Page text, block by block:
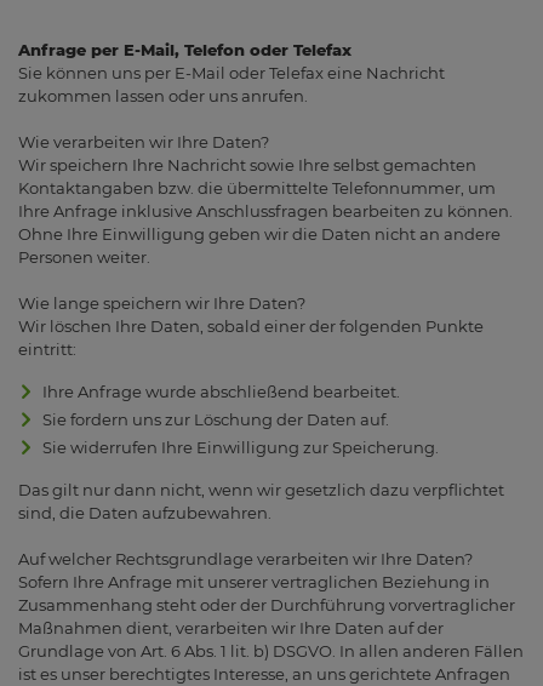
Anfrage per E-Mail, Telefon oder Telefax
Sie können uns per E-Mail oder Telefax eine Nachricht
zukommen lassen oder uns anrufen.
Wie verarbeiten wir Ihre Daten?
Wir speichern Ihre Nachricht sowie Ihre selbst gemachten
Kontaktangaben bzw. die übermittelte Telefonnummer, um
Ihre Anfrage inklusive Anschlussfragen bearbeiten zu können.
Ohne Ihre Einwilligung geben wir die Daten nicht an andere
Personen weiter.
Wie lange speichern wir Ihre Daten?
Wir löschen Ihre Daten, sobald einer der folgenden Punkte
eintritt:
Ihre Anfrage wurde abschließend bearbeitet.
Sie fordern uns zur Löschung der Daten auf.
Sie widerrufen Ihre Einwilligung zur Speicherung.
Das gilt nur dann nicht, wenn wir gesetzlich dazu verpflichtet
sind, die Daten aufzubewahren.
Auf welcher Rechtsgrundlage verarbeiten wir Ihre Daten?
Sofern Ihre Anfrage mit unserer vertraglichen Beziehung in
Zusammenhang steht oder der Durchführung vorvertraglicher
Maßnahmen dient, verarbeiten wir Ihre Daten auf der
Grundlage von Art. 6 Abs. 1 lit. b) DSGVO. In allen anderen Fällen
ist es unser berechtigtes Interesse, an uns gerichtete Anfragen